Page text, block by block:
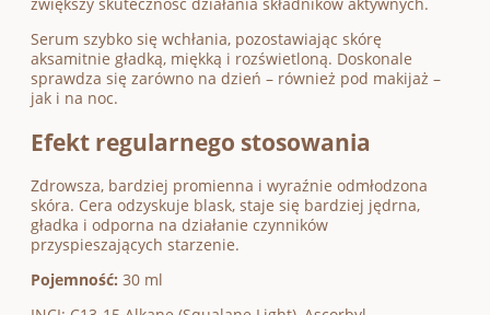
Serum szybko się wchłania, pozostawiając skórę
aksamitnie gładką, miękką i rozświetloną. Doskonale
sprawdza się zarówno na dzień – również pod makijaż –
jak i na noc.
Efekt regularnego stosowania
Zdrowsza, bardziej promienna i wyraźnie odmłodzona
skóra. Cera odzyskuje blask, staje się bardziej jędrna,
gładka i odporna na działanie czynników
przyspieszających starzenie.
Pojemność: 30 ml